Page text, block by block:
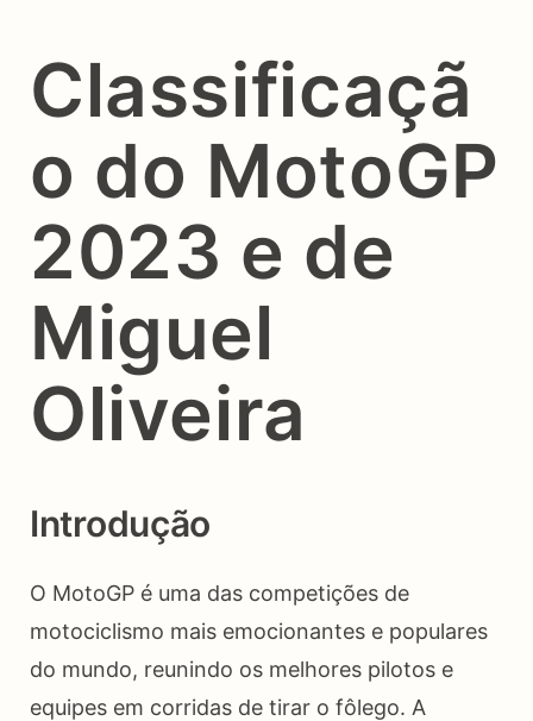
Classificaçã
o do MotoGP
2023 e de
Miguel
Oliveira
Introdução
O MotoGP é uma das competições de
motociclismo mais emocionantes e populares
do mundo, reunindo os melhores pilotos e
equipes em corridas de tirar o fôlego. A